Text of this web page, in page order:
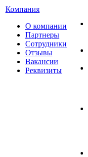
Компания
О компании
Партнеры
Сотрудники
Отзывы
Вакансии
Реквизиты